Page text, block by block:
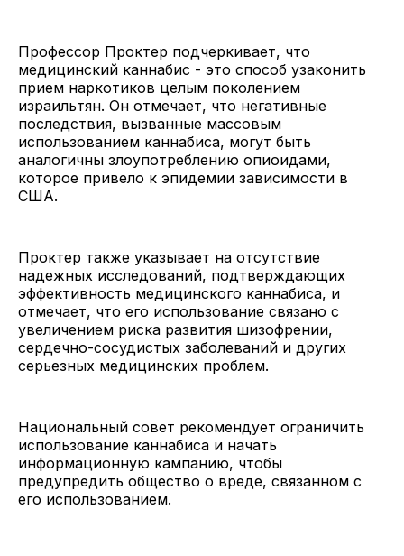
Профессор Проктер подчеркивает, что
медицинский каннабис - это способ узаконить
прием наркотиков целым поколением
израильтян. Он отмечает, что негативные
последствия, вызванные массовым
использованием каннабиса, могут быть
аналогичны злоупотреблению опиоидами,
которое привело к эпидемии зависимости в
США.
Проктер также указывает на отсутствие
надежных исследований, подтверждающих
эффективность медицинского каннабиса, и
отмечает, что его использование связано с
увеличением риска развития шизофрении,
сердечно-сосудистых заболеваний и других
серьезных медицинских проблем.
Национальный совет рекомендует ограничить
использование каннабиса и начать
информационную кампанию, чтобы
предупредить общество о вреде, связанном с
его использованием.